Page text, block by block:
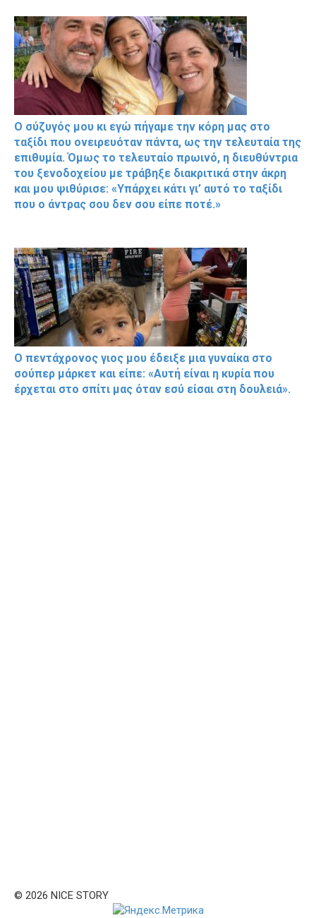
Ο σύζυγός μου κι εγώ πήγαμε την κόρη μας στο
ταξίδι που ονειρευόταν πάντα, ως την τελευταία της
επιθυμία. Όμως το τελευταίο πρωινό, η διευθύντρια
του ξενοδοχείου με τράβηξε διακριτικά στην άκρη
και μου ψιθύρισε: «Υπάρχει κάτι γι’ αυτό το ταξίδι
που ο άντρας σου δεν σου είπε ποτέ.»
Ο πεντάχρονος γιος μου έδειξε μια γυναίκα στο
σούπερ μάρκετ και είπε: «Αυτή είναι η κυρία που
έρχεται στο σπίτι μας όταν εσύ είσαι στη δουλειά».
© 2026 NICE STORY